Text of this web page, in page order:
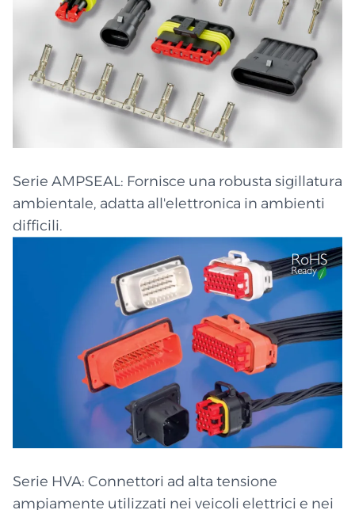
Serie AMPSEAL: Fornisce una robusta sigillatura
ambientale, adatta all'elettronica in ambienti
difficili.
Serie HVA: Connettori ad alta tensione
ampiamente utilizzati nei veicoli elettrici e nei